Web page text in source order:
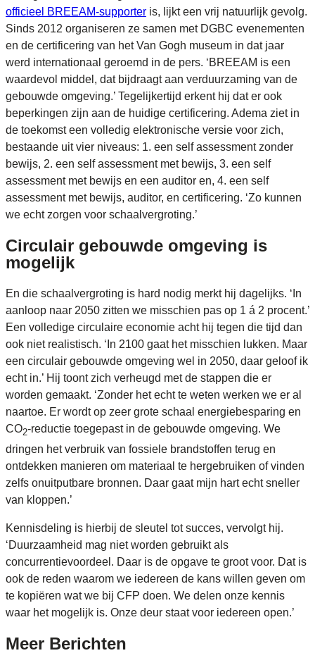
officieel BREEAM-supporter is, lijkt een vrij natuurlijk gevolg.
Sinds 2012 organiseren ze samen met DGBC evenementen
en de certificering van het Van Gogh museum in dat jaar
werd internationaal geroemd in de pers. ‘BREEAM is een
waardevol middel, dat bijdraagt aan verduurzaming van de
gebouwde omgeving.’ Tegelijkertijd erkent hij dat er ook
beperkingen zijn aan de huidige certificering. Adema ziet in
de toekomst een volledig elektronische versie voor zich,
bestaande uit vier niveaus: 1. een self assessment zonder
bewijs, 2. een self assessment met bewijs, 3. een self
assessment met bewijs en een auditor en, 4. een self
assessment met bewijs, auditor, en certificering. ‘Zo kunnen
we echt zorgen voor schaalvergroting.’
Circulair gebouwde omgeving is
mogelijk
En die schaalvergroting is hard nodig merkt hij dagelijks. ‘In
aanloop naar 2050 zitten we misschien pas op 1 á 2 procent.’
Een volledige circulaire economie acht hij tegen die tijd dan
ook niet realistisch. ‘In 2100 gaat het misschien lukken. Maar
een circulair gebouwde omgeving wel in 2050, daar geloof ik
echt in.’ Hij toont zich verheugd met de stappen die er
worden gemaakt. ‘Zonder het echt te weten werken we er al
naartoe. Er wordt op zeer grote schaal energiebesparing en
CO2-reductie toegepast in de gebouwde omgeving. We
dringen het verbruik van fossiele brandstoffen terug en
ontdekken manieren om materiaal te hergebruiken of vinden
zelfs onuitputbare bronnen. Daar gaat mijn hart echt sneller
van kloppen.’
Kennisdeling is hierbij de sleutel tot succes, vervolgt hij.
‘Duurzaamheid mag niet worden gebruikt als
concurrentievoordeel. Daar is de opgave te groot voor. Dat is
ook de reden waarom we iedereen de kans willen geven om
te kopiëren wat we bij CFP doen. We delen onze kennis
waar het mogelijk is. Onze deur staat voor iedereen open.’
Meer Berichten